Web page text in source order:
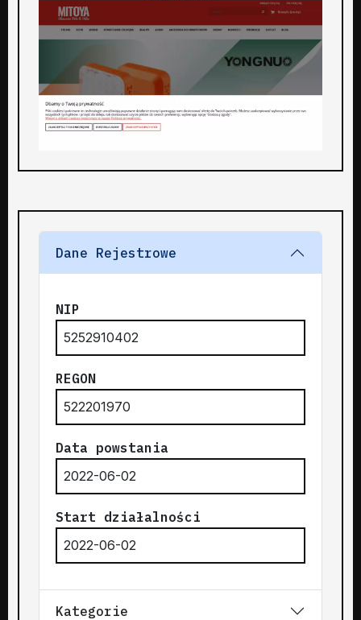
Dane Rejestrowe
NIP
5252910402
REGON
522201970
Data powstania
2022-06-02
Start działalności
2022-06-02
Kategorie